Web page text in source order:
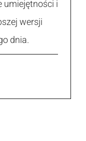
umiejętności i
wersji
dnia.